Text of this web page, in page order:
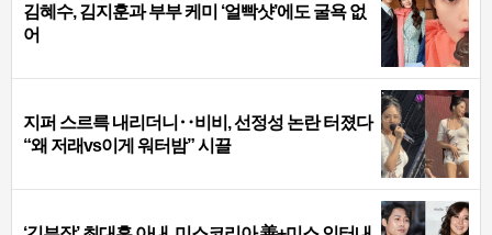
김혜수, 김지훈과 부부 케미 ‘얼빡샷’에도 굴욕 없
어
지퍼 스르륵 내리더니‥비비, 선정성 논란 터졌다
“왜 저래vs이게 워터밤” 시끌